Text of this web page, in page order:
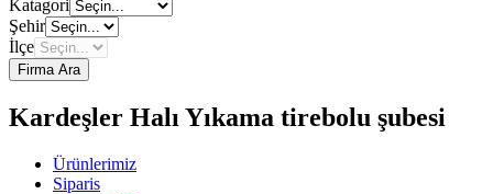
Katagori
Şehir
İlçe
Firma Ara
Kardeşler Halı Yıkama tirebolu şubesi
Ürünlerimiz
Siparis